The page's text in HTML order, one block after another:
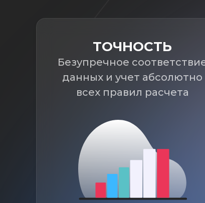
ТОЧНОСТЬ
Безупречное
данных и учет абсолютно
всех правил расчета